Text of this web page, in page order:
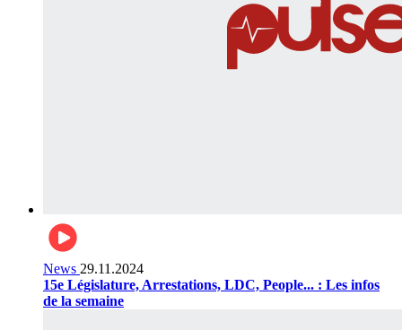
News 29.11.2024
15e Législature, Arrestations, LDC, People... : Les infos
de la semaine